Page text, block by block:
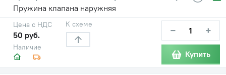
Пружина клапана наружняя
Наличие
Цена с НДС
50 руб.
К схеме − +
Купить